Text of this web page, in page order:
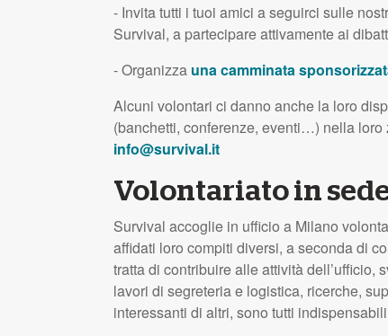
- Invita tutti i tuoi amici a seguirci sulle
Survival, a partecipare attivamente ai
- Organizza una camminata
Alcuni volontari ci danno anche la loro
(banchetti, conferenze, eventi…) nella
info@survival.it
Volontariato in
Survival accoglie in ufficio a Milano
affidati loro compiti diversi, a seconda di
tratta di contribuire alle attività
lavori di segreteria e logistica, ricerche,
interessanti di altri, sono tutti